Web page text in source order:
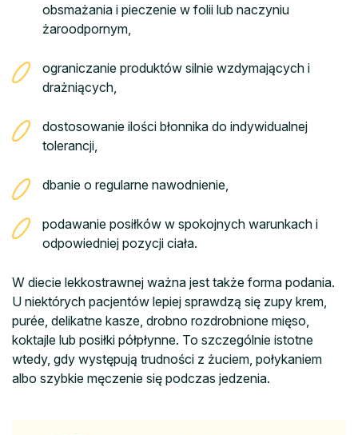
obsmażania i pieczenie w folii lub naczyniu
żaroodpornym,
ograniczanie produktów silnie wzdymających i
drażniących,
dostosowanie ilości błonnika do indywidualnej
tolerancji,
dbanie o regularne nawodnienie,
podawanie posiłków w spokojnych warunkach i
odpowiedniej pozycji ciała.
W diecie lekkostrawnej ważna jest także forma podania.
U niektórych pacjentów lepiej sprawdzą się zupy krem,
purée, delikatne kasze, drobno rozdrobnione mięso,
koktajle lub posiłki półpłynne. To szczególnie istotne
wtedy, gdy występują trudności z żuciem, połykaniem
albo szybkie męczenie się podczas jedzenia.